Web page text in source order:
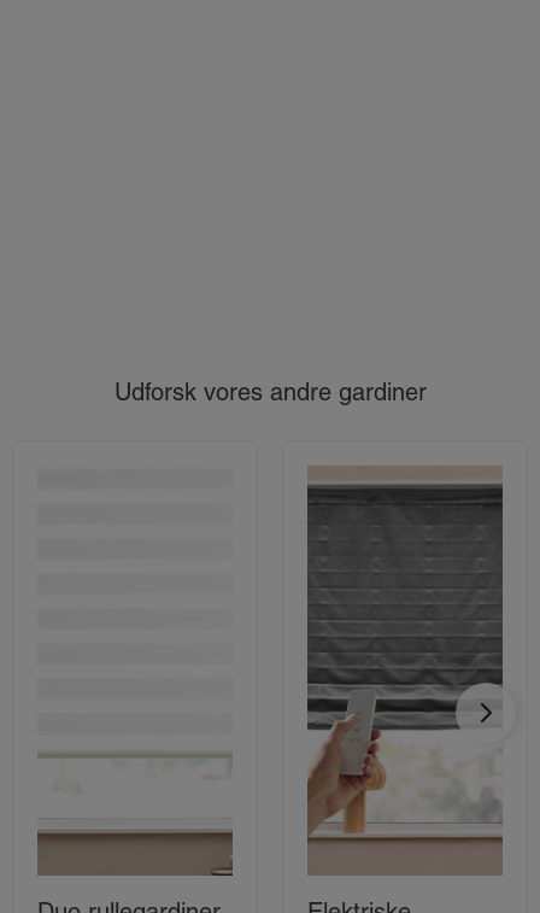
Udforsk vores andre gardiner